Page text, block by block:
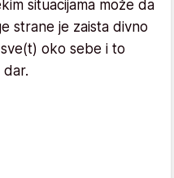
situacijama može da
strane je zaista divno
oko sebe i to